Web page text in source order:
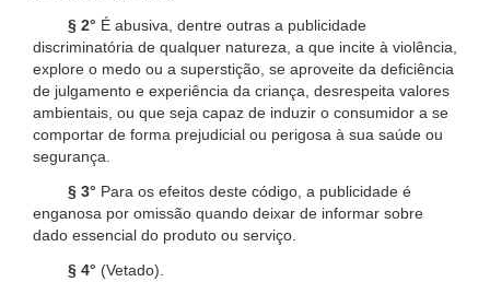
§ 2° É abusiva, dentre outras a publicidade
discriminatória de qualquer natureza, a que incite à violência,
explore o medo ou a superstição, se aproveite da deficiência
de julgamento e experiência da criança, desrespeita valores
ambientais, ou que seja capaz de induzir o consumidor a se
comportar de forma prejudicial ou perigosa à sua saúde ou
segurança.
§ 3° Para os efeitos deste código, a publicidade é
enganosa por omissão quando deixar de informar sobre
dado essencial do produto ou serviço.
§ 4° (Vetado).